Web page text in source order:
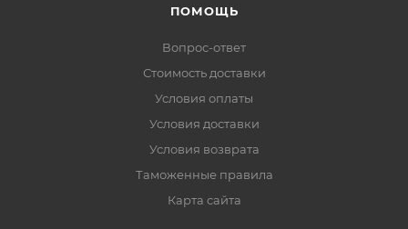
ПОМОЩЬ
Вопрос-ответ
Стоимость доставки
Условия оплаты
Условия доставки
Условия возврата
Таможенные правила
Карта сайта